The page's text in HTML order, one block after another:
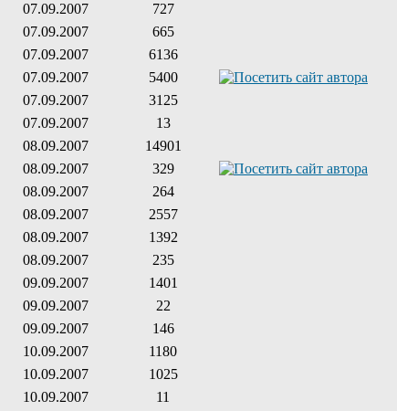
07.09.2007
727
07.09.2007
665
07.09.2007
6136
07.09.2007
5400
07.09.2007
3125
07.09.2007
13
08.09.2007
14901
08.09.2007
329
08.09.2007
264
08.09.2007
2557
08.09.2007
1392
08.09.2007
235
09.09.2007
1401
09.09.2007
22
09.09.2007
146
10.09.2007
1180
10.09.2007
1025
10.09.2007
11